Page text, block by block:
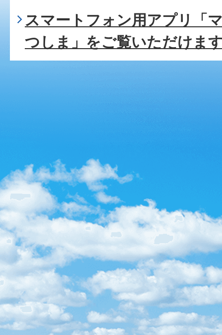
スマートフォン用アプリ「
つしま」をご覧いただけま